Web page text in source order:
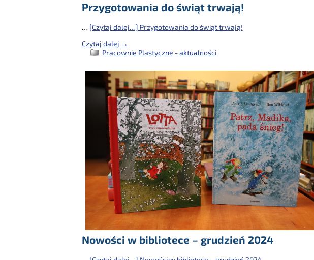
Przygotowania do świąt trwają!
… [Czytaj dalej…] Przygotowania do świąt trwają!
Czytaj dalej →
Pracownie Plastyczne - aktualności
Nowości w bibliotece – grudzień 2024